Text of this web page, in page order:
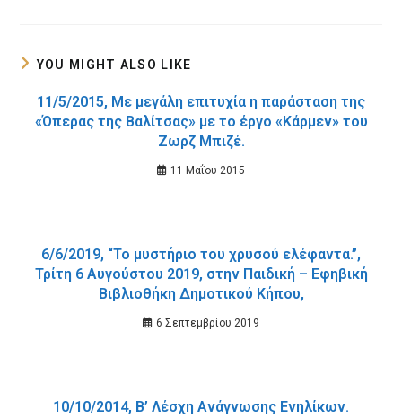
YOU MIGHT ALSO LIKE
11/5/2015, Με μεγάλη επιτυχία η παράσταση της
«Όπερας της Βαλίτσας» με το έργο «Κάρμεν» του
Ζωρζ Μπιζέ.
11 Μαΐου 2015
6/6/2019, “Το μυστήριο του χρυσού ελέφαντα.”,
Τρίτη 6 Αυγούστου 2019, στην Παιδική – Εφηβική
Βιβλιοθήκη Δημοτικού Κήπου,
6 Σεπτεμβρίου 2019
10/10/2014, Β’ Λέσχη Ανάγνωσης Ενηλίκων.